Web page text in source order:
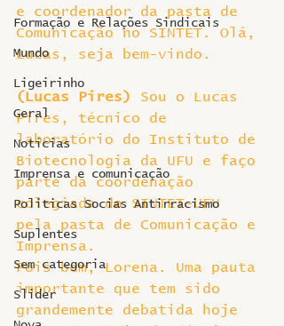
Formação e Relações Sindicais
Mundo
Ligeirinho
Geral
Notícias
Imprensa e comunicação
Politicas Socias Antirracismo
Suplentes
Sem categoria
Slider
e coordenador da pasta de
Comunicação no SINTET. Olá,
Lucas, seja bem-vindo.
(Lucas Pires) Sou o Lucas
Pires, técnico de
laboratório do Instituto de
Biotecnologia da UFU e faço
parte da coordenação
colegiada do SINTET-UFU
pela pasta de Comunicação e
Imprensa.
Pois bem, Lorena. Uma pauta
importante que tem sido
grandemente debatida hoje